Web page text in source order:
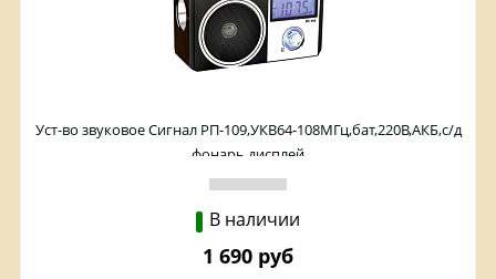
Уст-во звуковое Сигнал РП-109,УКВ64-108МГц,бат,220В,АКБ,с/д
фонарь,дисплей
В наличии
1 690 руб